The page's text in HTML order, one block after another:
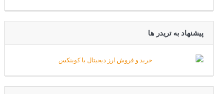
پیشنهاد به تریدر ها